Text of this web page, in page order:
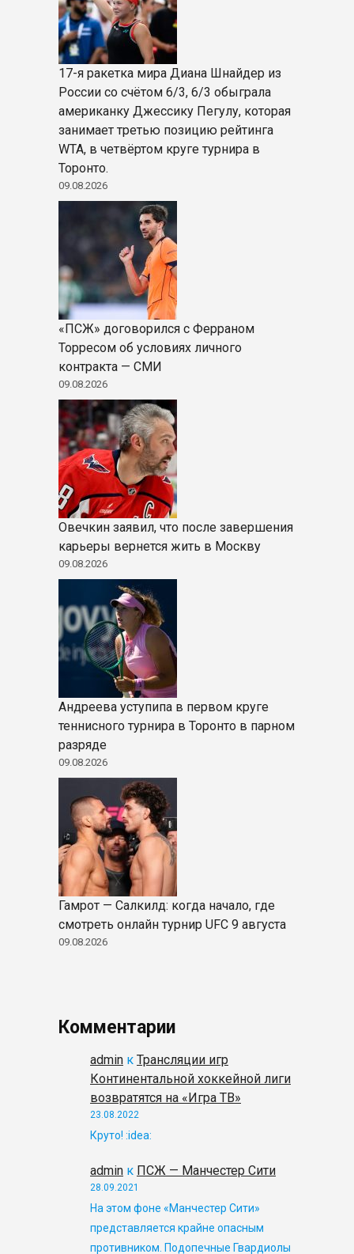
17-я ракетка мира Диана Шнайдер из
России со счётом 6/3, 6/3 обыграла
американку Джессику Пегулу, которая
занимает третью позицию рейтинга
WTA, в четвёртом круге турнира в
Торонто.
09.08.2026
«ПСЖ» договорился с Ферраном
Торресом об условиях личного
контракта — СМИ
09.08.2026
Овечкин заявил, что после завершения
карьеры вернется жить в Москву
09.08.2026
Андреева уступипа в первом круге
теннисного турнира в Торонто в парном
разряде
09.08.2026
Гамрот — Салкилд: когда начало, где
смотреть онлайн турнир UFC 9 августа
09.08.2026
Комментарии
admin к Трансляции игр
Континентальной хоккейной лиги
возвратятся на «Игра ТВ»
23.08.2022
Круто! :idea:
admin к ПСЖ — Манчестер Сити
28.09.2021
На этом фоне «Манчестер Сити»
представляется крайне опасным
противником. Подопечные Гвардиолы